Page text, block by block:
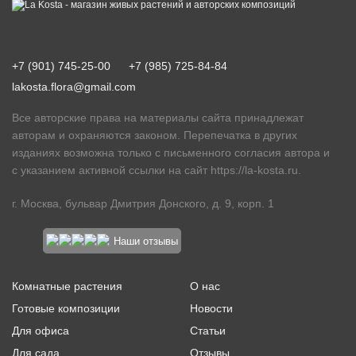
+7 (901) 745-25-00
+7 (985) 725-84-84
lakosta.flora@gmail.com
Все авторские права на материалы сайта принадлежат
авторам и охраняются законом. Перепечатка в других
изданиях возможна только с письменного согласия автора и
с указанием активной ссылки на сайт https://la-kosta.ru
г. Москва, бульвар Дмитрия Донского, д. 9, корп. 1
Наши отзывы
Комнатные растения
Готовые композиции
Для офиса
Для сада
О нас
Новости
Статьи
Отзывы